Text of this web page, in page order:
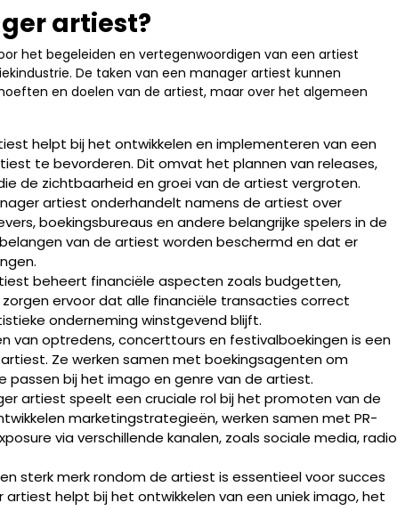
artiest?
het begeleiden en vertegenwoordigen van een artiest
De taken van een manager artiest kunnen
en doelen van de artiest, maar over het algemeen
helpt bij het ontwikkelen en implementeren van een
te bevorderen. Dit omvat het plannen van releases,
de zichtbaarheid en groei van de artiest vergroten.
artiest onderhandelt namens de artiest over
boekingsbureaus en andere belangrijke spelers in de
van de artiest worden beschermd en dat er
beheert financiële aspecten zoals budgetten,
ervoor dat alle financiële transacties correct
onderneming winstgevend blijft.
van optredens, concerttours en festivalboekingen is een
Ze werken samen met boekingsagenten om
bij het imago en genre van de artiest.
artiest speelt een cruciale rol bij het promoten van de
marketingstrategieën, werken samen met PR-
via verschillende kanalen, zoals sociale media, radio
sterk merk rondom de artiest is essentieel voor succes
artiest helpt bij het ontwikkelen van een uniek imago, het